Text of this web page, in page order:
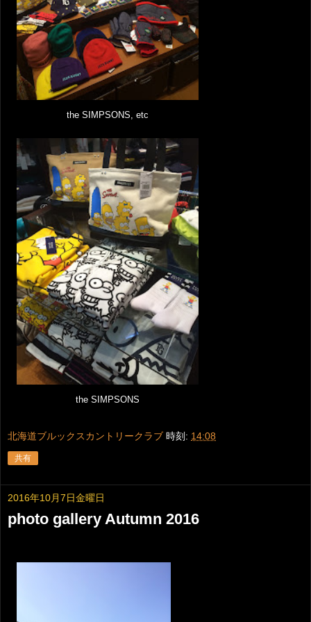
the SIMPSONS, etc
the SIMPSONS
北海道ブルックスカントリークラブ 時刻: 14:08
共有
2016年10月7日金曜日
photo gallery Autumn 2016